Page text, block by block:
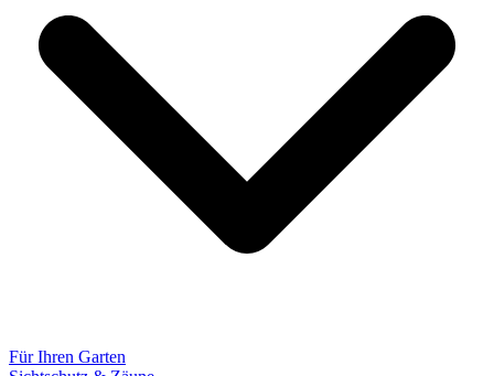
Für Ihren Garten